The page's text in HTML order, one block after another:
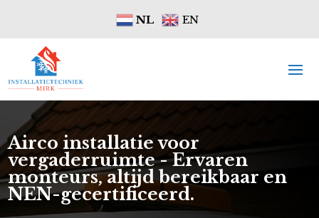
NL EN
Airco installatie voor
vergaderruimte - Ervaren
monteurs, altijd bereikbaar en
NEN-gecertificeerd.